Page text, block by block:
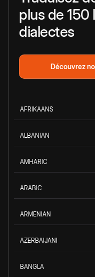
plus de 150
dialectes
Découvrez
AFRIKAANS
ALBANIAN
AMHARIC
ARABIC
ARMENIAN
AZERBAIJANI
BANGLA